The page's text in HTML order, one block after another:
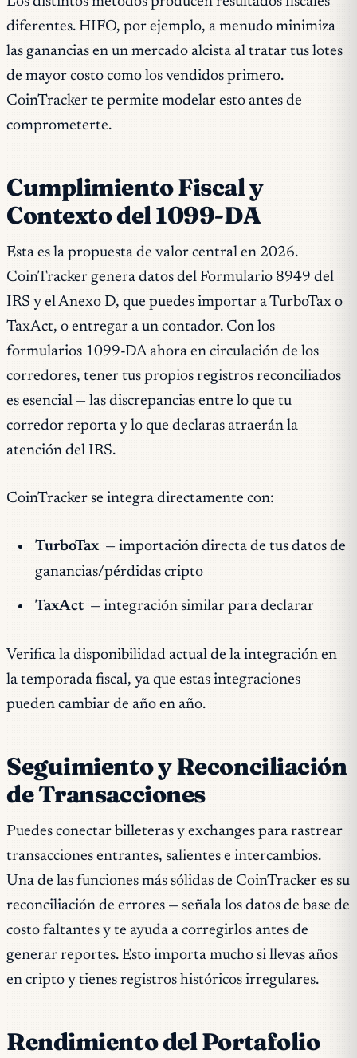
diferentes. HIFO, por ejemplo, a menudo minimiza
las ganancias en un mercado alcista al tratar tus lotes
de mayor costo como los vendidos primero.
CoinTracker te permite modelar esto antes de
comprometerte.
Cumplimiento Fiscal y
Contexto del 1099-DA
Esta es la propuesta de valor central en 2026.
CoinTracker genera datos del Formulario 8949 del
IRS y el Anexo D, que puedes importar a TurboTax o
TaxAct, o entregar a un contador. Con los
formularios 1099-DA ahora en circulación de los
corredores, tener tus propios registros reconciliados
es esencial — las discrepancias entre lo que tu
corredor reporta y lo que declaras atraerán la
atención del IRS.
CoinTracker se integra directamente con:
TurboTax — importación directa de tus datos de
ganancias/pérdidas cripto
TaxAct — integración similar para declarar
Verifica la disponibilidad actual de la integración en
la temporada fiscal, ya que estas integraciones
pueden cambiar de año en año.
Seguimiento y Reconciliación
de Transacciones
Puedes conectar billeteras y exchanges para rastrear
transacciones entrantes, salientes e intercambios.
Una de las funciones más sólidas de CoinTracker es su
reconciliación de errores — señala los datos de base de
costo faltantes y te ayuda a corregirlos antes de
generar reportes. Esto importa mucho si llevas años
en cripto y tienes registros históricos irregulares.
Rendimiento del Portafolio